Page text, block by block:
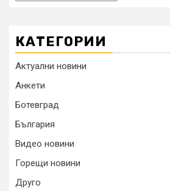
КАТЕГОРИИ
Актуални новини
Анкети
Ботевград
България
Видео новини
Горещи новини
Друго